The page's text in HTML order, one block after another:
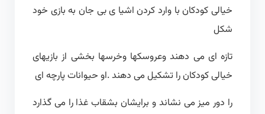
خیالی کودکان با وارد کردن اشیا ی بی جان به بازی خود
تازه ای می دهند وعروسکها وخرسها بخشی از بازیهای
خیالی کودکان را تشکیل می دهند .او حیوانات پارچه ای
را دور میز می نشاند و برایشان بشقاب غذا را می گذارد